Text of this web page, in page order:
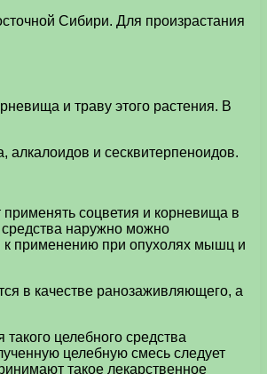
Сибири. Для произрастания
и траву этого растения. В
алкалоидов и сесквитерпеноидов.
соцветия и корневища в
средства наружно можно
к применению при опухолях мышц и
в качестве ранозаживляющего, а
целебного средства
целебную смесь следует
такое лекарственное